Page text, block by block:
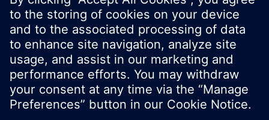
© Siemens Nederland N.V. 2017
Productportfolio en prijzen kunnen variëren per